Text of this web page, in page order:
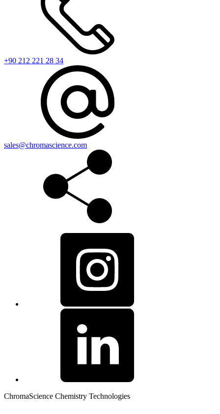
+90 212 221 28 34
sales@chromascience.com
ChromaScience Chemistry Technologies